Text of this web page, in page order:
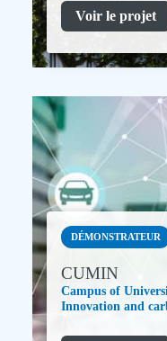
Voir le projet
DÉMONSTRATEUR
CUMIN
Campus of
Innovation and